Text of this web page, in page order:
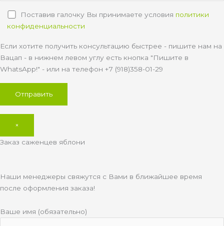
Поставив галочку Вы принимаете условия политики
конфиденциальности
Если хотите получить консультацию быстрее - пишите нам на
Вацап - в нижнем левом углу есть кнопка "Пишите в
WhatsApp!" - или на телефон +7 (918)358-01-29
×
Заказ саженцев яблони
Наши менеджеры свяжутся с Вами в ближайшее время
после оформления заказа!
Ваше имя (обязательно)